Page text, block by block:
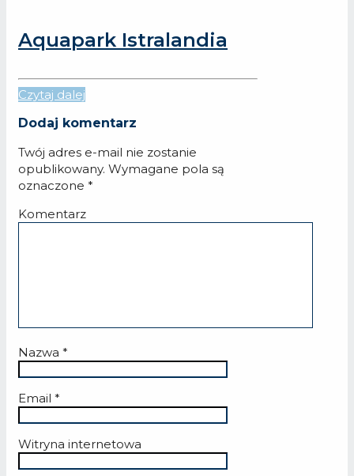
Aquapark Istralandia
Czytaj dalej
Dodaj komentarz
Twój adres e-mail nie zostanie
opublikowany. Wymagane pola są
oznaczone *
Komentarz
Nazwa *
Email *
Witryna internetowa